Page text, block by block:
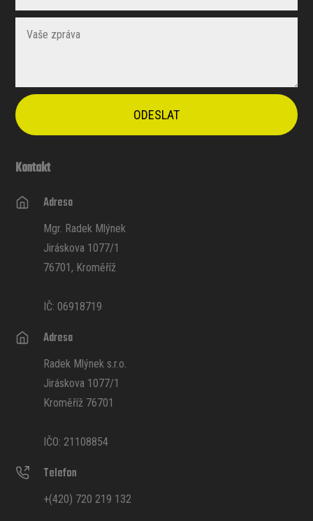
ODESLAT
Kontakt
Adresa
Mgr. Radek Mlýnek
Jiráskova 1077/1
76701, Kroměříž
IČ: 06918719
Adresa
Radek Mlýnek s.r.o.
Jiráskova 1077/1
Kroměříž 76701
IČO: 21108854
Telefon
+(420) 720 219 132